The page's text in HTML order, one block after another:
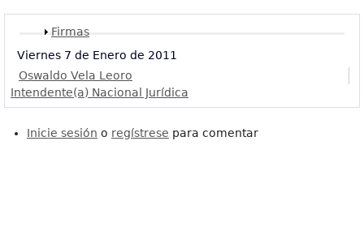
Mostrar
Firmas
Viernes 7 de Enero de 2011
Oswaldo Vela Leoro
Intendente(a) Nacional Jurídica
Inicie sesión o regístrese para comentar